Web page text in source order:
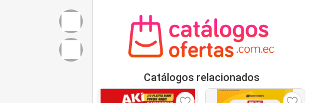
Catálogos relacionados